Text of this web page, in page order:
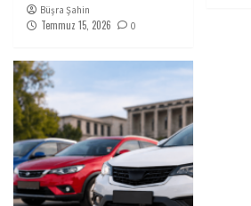
Büşra Şahin
Temmuz 15, 2026 0